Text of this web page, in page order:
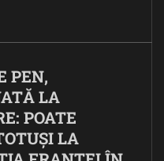
PEN,
LA
POATE
LA